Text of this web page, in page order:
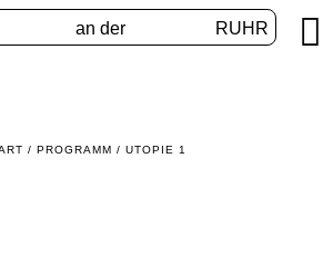
an der RUHR 
/ PROGRAMM / UTOPIE 1